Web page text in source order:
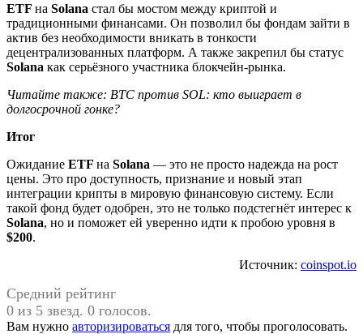
ETF на Solana стал бы мостом между криптой и
традиционными финансами. Он позволил бы фондам зайти в
актив без необходимости вникать в тонкости
децентрализованных платформ. А также закрепил бы статус
Solana как серьёзного участника блокчейн-рынка.
Читайте также: BTC против SOL: кто выиграет в
долгосрочной гонке?
Итог
Ожидание ETF на Solana — это не просто надежда на рост
цены. Это про доступность, признание и новый этап
интеграции крипты в мировую финансовую систему. Если
такой фонд будет одобрен, это не только подстегнёт интерес к
Solana, но и поможет ей уверенно идти к пробою уровня в
$200.
Источник: coinspot.io
Средний рейтинг
0 из 5 звезд. 0 голосов.
Вам нужно авторизироваться для того, чтобы проголосовать.